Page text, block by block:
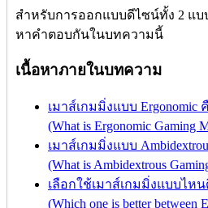
สำหรับการออกแบบดีไซน์ทั้ง 2 แ
หาคำตอบกันในบทความนี้
เนื้อหาภายในบทความ
เมาส์เกมมิ่งแบบ Ergonomic
(What is Ergonomic Gaming
เมาส์เกมมิ่งแบบ
(What is Ambidextrous
เลือกใช้เมาส์เกมมิ่งแบบไหน
(Which one is better between